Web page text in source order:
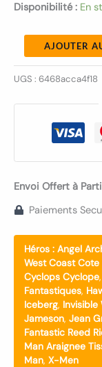
Disponibilité : En
AJOUTER
UGS : 6468acca4f18
Envoi Offert à
Paiements
Héros : Angel
West Coast
Cyclops Cyclope,
Fantastiques,
Iceberg, Invisible
Jameson, Jean
Fantastic Reed
Man Araignee
Man, X-Men